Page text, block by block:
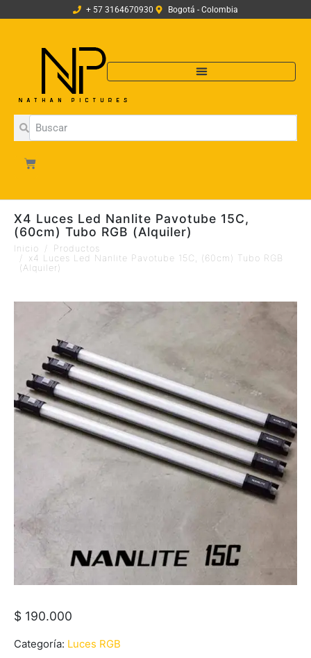
+ 57 3164670930 Bogotá - Colombia
X4 Luces Led Nanlite Pavotube 15C,
(60cm) Tubo RGB (Alquiler)
Inicio
Productos
x4 Luces Led Nanlite Pavotube 15C, (60cm) Tubo RGB
(Alquiler)
$ 190.000
Categoría: Luces RGB